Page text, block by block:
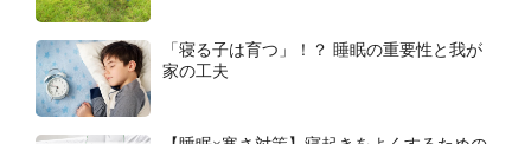
「寝る子は育つ」！？ 睡眠の重要性と我が
家の工夫